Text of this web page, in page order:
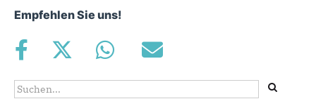
Empfehlen Sie uns!
Suchformular
Suche